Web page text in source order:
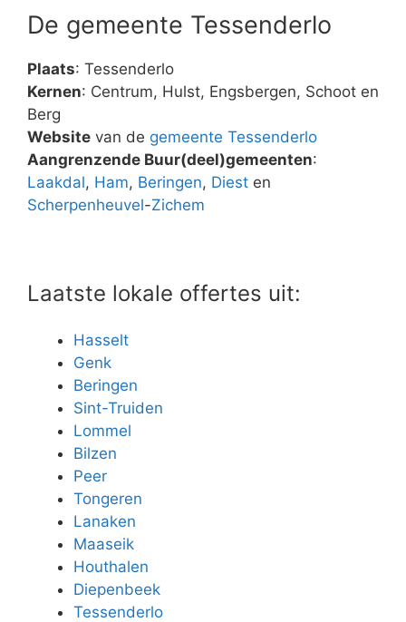
De gemeente Tessenderlo
Plaats: Tessenderlo
Kernen: Centrum, Hulst, Engsbergen, Schoot en
Berg
Website van de gemeente Tessenderlo
Aangrenzende Buur(deel)gemeenten:
Laakdal, Ham, Beringen, Diest en
Scherpenheuvel-Zichem
Laatste lokale offertes uit:
Hasselt
Genk
Beringen
Sint-Truiden
Lommel
Bilzen
Peer
Tongeren
Lanaken
Maaseik
Houthalen
Diepenbeek
Tessenderlo